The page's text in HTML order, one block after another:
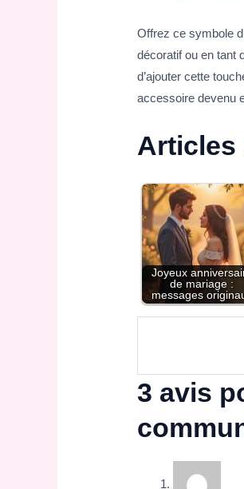
Offrez ce symbole
décoratif ou en tant
d’ajouter cette
accessoire devenu
Articles
Joyeux
de mariage :
messages
3 avis